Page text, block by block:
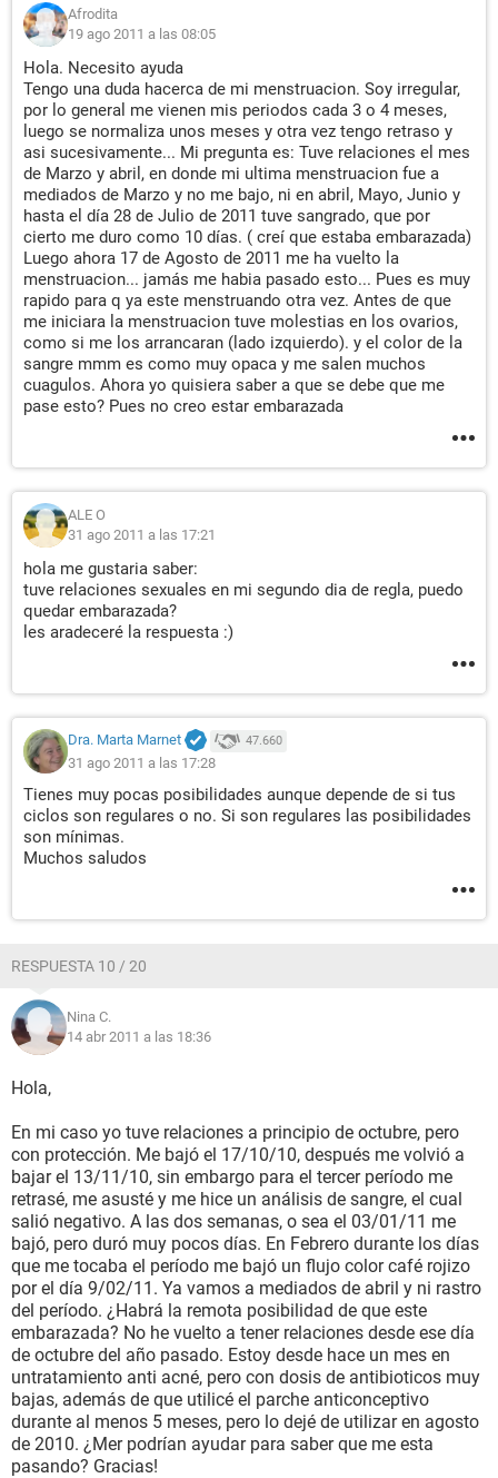
Afrodita
19 ago 2011 a las 08:05
Hola. Necesito ayuda
Tengo una duda hacerca de mi menstruacion. Soy irregular,
por lo general me vienen mis periodos cada 3 o 4 meses,
luego se normaliza unos meses y otra vez tengo retraso y
asi sucesivamente... Mi pregunta es: Tuve relaciones el mes
de Marzo y abril, en donde mi ultima menstruacion fue a
mediados de Marzo y no me bajo, ni en abril, Mayo, Junio y
hasta el día 28 de Julio de 2011 tuve sangrado, que por
cierto me duro como 10 días. ( creí que estaba embarazada)
Luego ahora 17 de Agosto de 2011 me ha vuelto la
menstruacion... jamás me habia pasado esto... Pues es muy
rapido para q ya este menstruando otra vez. Antes de que
me iniciara la menstruacion tuve molestias en los ovarios,
como si me los arrancaran (lado izquierdo). y el color de la
sangre mmm es como muy opaca y me salen muchos
cuagulos. Ahora yo quisiera saber a que se debe que me
pase esto? Pues no creo estar embarazada
ALE O
31 ago 2011 a las 17:21
hola me gustaria saber:
tuve relaciones sexuales en mi segundo dia de regla, puedo
quedar embarazada?
les aradeceré la respuesta :)
Dra. Marta Marnet 47.660
31 ago 2011 a las 17:28
Tienes muy pocas posibilidades aunque depende de si tus
ciclos son regulares o no. Si son regulares las posibilidades
son mínimas.
Muchos saludos
RESPUESTA 10 / 20
Nina C.
14 abr 2011 a las 18:36
Hola,
En mi caso yo tuve relaciones a principio de octubre, pero
con protección. Me bajó el 17/10/10, después me volvió a
bajar el 13/11/10, sin embargo para el tercer período me
retrasé, me asusté y me hice un análisis de sangre, el cual
salió negativo. A las dos semanas, o sea el 03/01/11 me
bajó, pero duró muy pocos días. En Febrero durante los días
que me tocaba el período me bajó un flujo color café rojizo
por el día 9/02/11. Ya vamos a mediados de abril y ni rastro
del período. ¿Habrá la remota posibilidad de que este
embarazada? No he vuelto a tener relaciones desde ese día
de octubre del año pasado. Estoy desde hace un mes en
untratamiento anti acné, pero con dosis de antibioticos muy
bajas, además de que utilicé el parche anticonceptivo
durante al menos 5 meses, pero lo dejé de utilizar en agosto
de 2010. ¿Mer podrían ayudar para saber que me esta
pasando? Gracias!